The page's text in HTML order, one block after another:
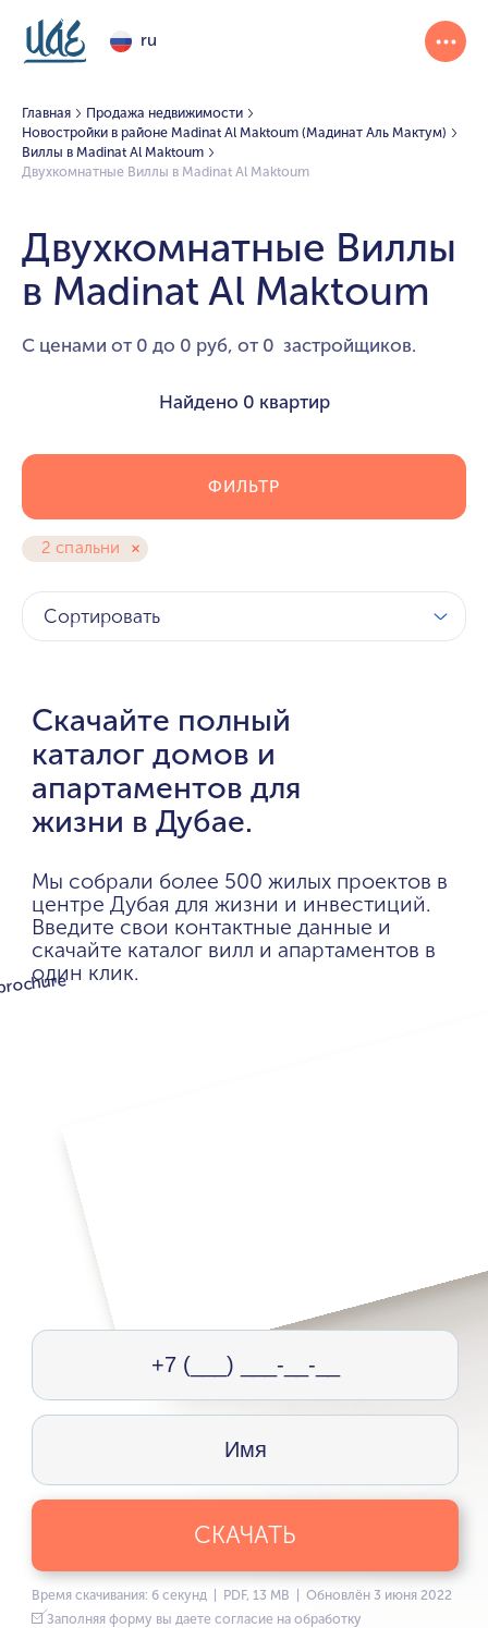
ru
Главная
Продажа недвижимости
Новостройки в районе Madinat Al Maktoum (Мадинат Аль Мактум)
Виллы в Madinat Al Maktoum
Двухкомнатные Виллы в Madinat Al Maktoum
Двухкомнатные Виллы
в Madinat Al Maktoum
С ценами от 0 до 0 руб, от 0 застройщиков.
Найдено 0 квартир
2 спальни
ФИЛЬТР
Сортировать
Скачайте полный
каталог домов и
апартаментов для
жизни в Дубае.
Мы собрали более 500 жилых проектов в
центре Дубая для жизни и инвестиций.
Введите свои контактные данные и
скачайте каталог вилл и апартаментов в
один клик.
СКАЧАТЬ
Время скачивания: 6 секунд | PDF, 13 MB | Обновлён 3 июня 2022
Заполняя форму вы даете согласие на обработку